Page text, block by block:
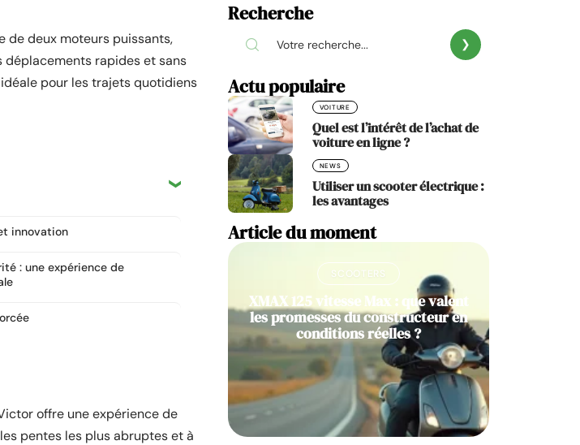
de deux moteurs puissants,
rapides et sans
pour les trajets quotidiens
innovation
: une expérience de
offre une expérience de
pentes les plus abruptes et à
Recherche
Actu populaire
VOITURE
Quel est l’intérêt de l’achat de
voiture en ligne ?
NEWS
Utiliser un scooter électrique :
les avantages
Article du moment
SCOOTERS
XMAX 125 vitesse Max : que valent
les promesses du constructeur en
conditions réelles ?